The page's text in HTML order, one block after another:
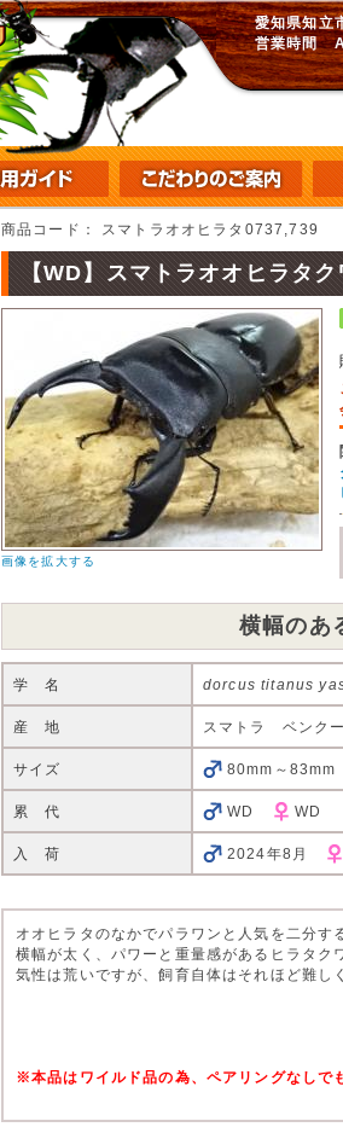
愛知県知
営業時間
商品コード： スマトラオオヒラタ0737,739
【WD】スマトラオオヒラタ
画像を拡大する
横幅のあ
学 名 dorcus titanus
産 地 スマトラ ベンク
サイズ 80mm～83mm
累 代 WD WD
入 荷 2024年8月
オオヒラタのなかでパラワンと人気を二分す
横幅が太く、パワーと重量感があるヒラタク
気性は荒いですが、飼育自体はそれほど難し
※本品はワイルド品の為、ペアリングなしで